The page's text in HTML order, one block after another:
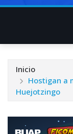
Inicio
Hostigan a
Huejotzingo